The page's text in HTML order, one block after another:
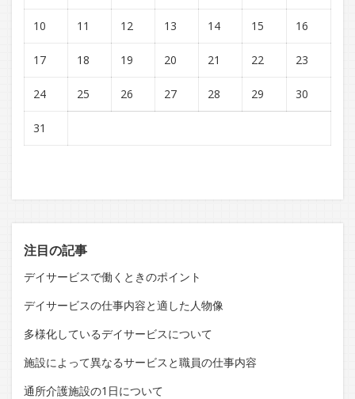
10 11 12 13 14 15 16
17 18 19 20 21 22 23
24 25 26 27 28 29 30
31
注目の記事
デイサービスで働くときのポイント
デイサービスの仕事内容と適した人物像
多様化しているデイサービスについて
施設によって異なるサービスと職員の仕事内容
通所介護施設の1日について